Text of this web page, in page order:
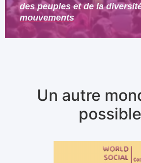
des peuples et de la
mouvements
Un autre
possible